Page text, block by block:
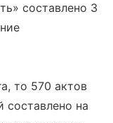
составлено 3
то 570 актов
составлено на